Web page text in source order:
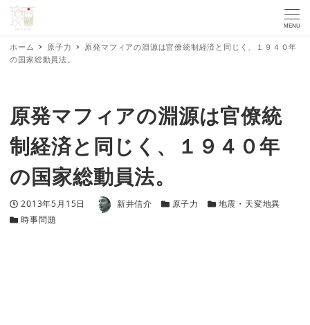
MENU
ホーム 原子力
原発マフィアの淵源は官僚統制経済と同じく、１９４０年
の国家総動員法。
原発マフィアの淵源は官僚統
制経済と同じく、１９４０年
の国家総動員法。
投稿日
2013年5月15日 著者 新井信介 カテゴリー
原子力 カテゴリー
地震・天変地異
カテゴリー
時事問題